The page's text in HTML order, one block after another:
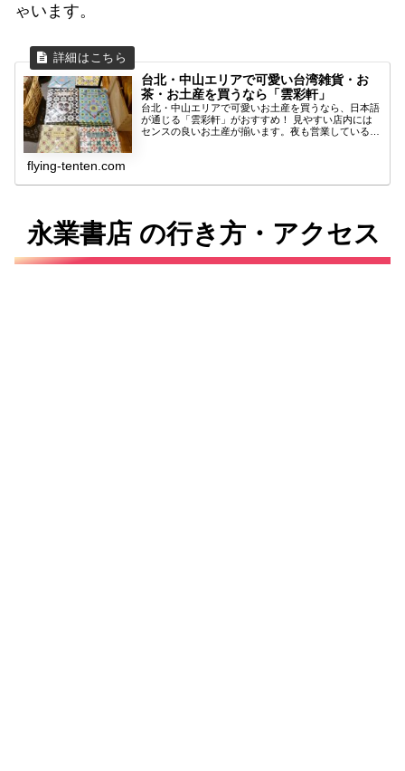
ゃいます。
台北・中山エリアで可愛い台湾雑貨・お
茶・お土産を買うなら「雲彩軒」
台北・中山エリアで可愛いお土産を買うなら、日本語
が通じる「雲彩軒」がおすすめ！ 見やすい店内には
センスの良いお土産が揃います。夜も営業しているの
flying-tenten.com
永業書店 の行き方・アクセス